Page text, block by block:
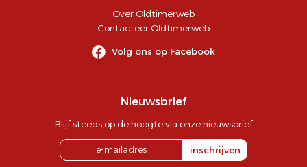
Over Oldtimerweb
Contacteer Oldtimerweb
Volg ons op Facebook
Nieuwsbrief
Blijf steeds op de hoogte via onze nieuwsbrief
inschrijven